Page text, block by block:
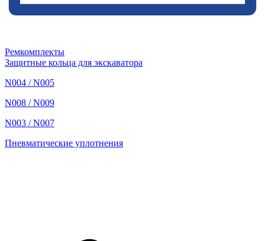
Ремкомплекты
Защитные кольца для экскаватора
N004 / N005
N008 / N009
N003 / N007
Пневматические уплотнения